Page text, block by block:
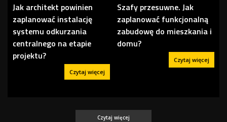
Jak architekt powinien
zaplanować instalację
systemu odkurzania
centralnego na etapie
projektu?
Czytaj więcej
Szafy przesuwne. Jak
zaplanować funkcjonalną
zabudowę do mieszkania i
domu?
Czytaj więcej
Czytaj więcej